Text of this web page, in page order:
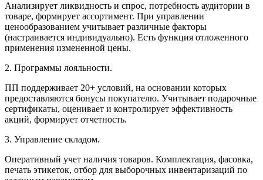
Анализирует ликвидность и спрос, потребность аудитории в
товаре, формирует ассортимент. При управлении
ценообразованием учитывает различные факторы
(настраивается индивидуально). Есть функция отложенного
применения измененной цены.
2. Программы лояльности.
ПП поддерживает 20+ условий, на основании которых
предоставляются бонусы покупателю. Учитывает подарочные
сертификаты, оценивает и контролирует эффективность
акций, формирует отчетность.
3. Управление складом.
Оперативный учет наличия товаров. Комплектация, фасовка,
печать этикеток, отбор для выборочных инвентаризаций по